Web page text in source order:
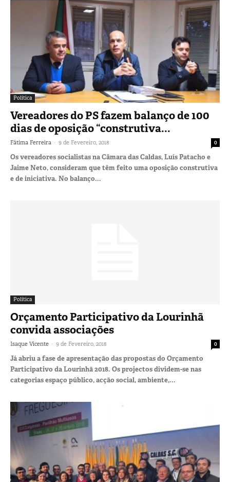
Política
Vereadores do PS fazem balanço de 100
dias de oposição “construtiva...
Fátima Ferreira - 9 de Fevereiro, 2018 0
Os vereadores socialistas na Câmara das Caldas, Luís Patacho e
Jaime Neto, consideram que têm feito uma oposição construtiva
e de iniciativa. No balanço...
Política
Orçamento Participativo da Lourinhã
convida associações
Isaque Vicente - 9 de Fevereiro, 2018 0
Já abriu a fase de apresentação das propostas do Orçamento
Participativo da Lourinhã 2018. Os projectos dividem-se nas
categorias espaço público, acção social, ambiente,...